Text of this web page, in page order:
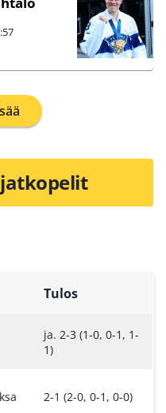
Tulos
ja. 2-3 (1-0, 0-1, 1-
1)
2-1 (2-0, 0-1, 0-0)